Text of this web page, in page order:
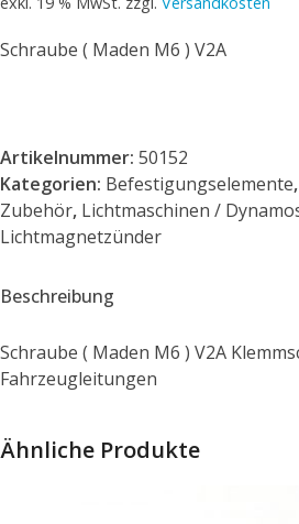
Schraube ( Maden M6 ) V2A
Artikelnummer: 50152
Kategorien: Befestigungselemente,
Zubehör, Lichtmaschinen /
Lichtmagnetzünder
Beschreibung
Schraube ( Maden M6 ) V2A
Fahrzeugleitungen
Ähnliche Produkte